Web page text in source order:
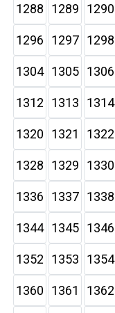
1288 1289 1290
1296 1297 1298
1304 1305 1306
1312 1313 1314
1320 1321 1322
1328 1329 1330
1336 1337 1338
1344 1345 1346
1352 1353 1354
1360 1361 1362